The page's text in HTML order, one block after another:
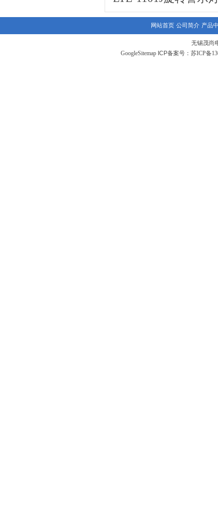
网站首页 公司简介 产品
无锡茂尚
GoogleSitemapICP备案号： 苏ICP备